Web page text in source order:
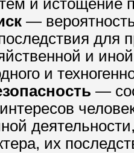
и истощение
—
для
и
и
—
их